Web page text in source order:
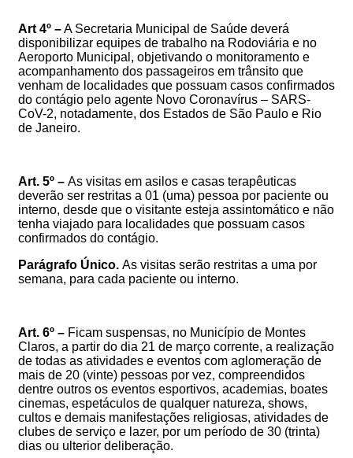
Art 4º –ASecretaria Municipal de Saúde deverá
disponibilizar equipes de trabalho na Rodoviária e no
Aeroporto Municipal, objetivando o monitoramento e
acompanhamento dos passageiros em trânsito que
venham de localidades que possuam casos confirmados
do contágio pelo agente Novo Coronavírus – SARS-
CoV-2, notadamente, dos Estados de São Paulo e Rio
de Janeiro.
Art. 5º – As visitas em asilos e casas terapêuticas
deverão ser restritas a 01 (uma) pessoa por paciente ou
interno, desde que o visitante esteja assintomático e não
tenha viajado para localidades que possuam casos
confirmados do contágio.
Parágrafo Único. As visitas serão restritas a uma por
semana, para cada paciente ou interno.
Art. 6º – Ficam suspensas, no Município de Montes
Claros, a partir do dia 21 de março corrente, a realização
de todas as atividades e eventos com aglomeração de
mais de 20 (vinte) pessoas por vez, compreendidos
dentre outros os eventos esportivos, academias, boates
cinemas, espetáculos de qualquer natureza, shows,
cultos e demais manifestações religiosas, atividades de
clubes de serviço e lazer, por um período de 30 (trinta)
dias ou ulterior deliberação.